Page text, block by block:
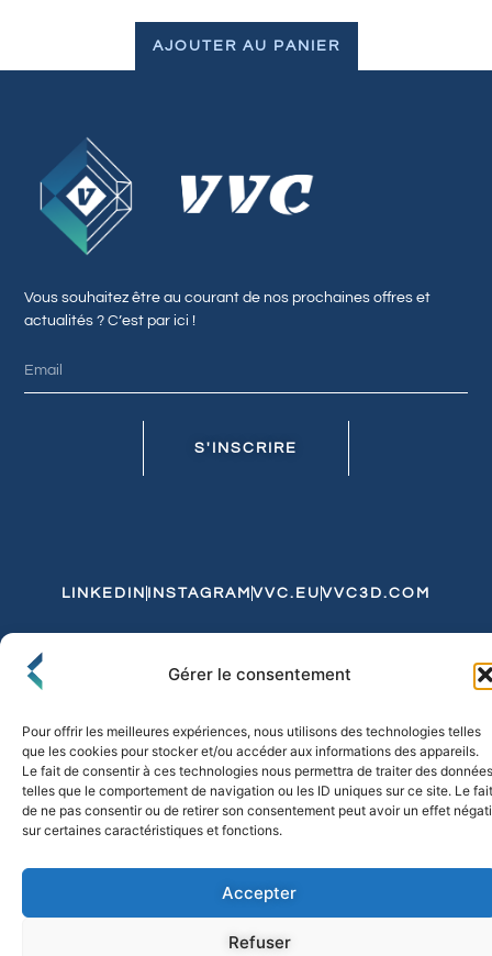
Gérer le consentement
Pour offrir les meilleures expériences, nous utilisons des technologies telles
que les cookies pour stocker et/ou accéder aux informations des appareils.
Le fait de consentir à ces technologies nous permettra de traiter des données
telles que le comportement de navigation ou les ID uniques sur ce site. Le fait
de ne pas consentir ou de retirer son consentement peut avoir un effet
sur certaines caractéristiques et fonctions.
Accepter
Refuser
AJOUTER AU PANIER
Vous souhaitez être au courant de nos prochaines offres et
actualités ? C’est par ici !
S'INSCRIRE
LINKEDIN INSTAGRAM VVC.EU VVC3D.COM
Politique de Confidentialité et de CookiesExpédition et Livraison
© 2026 FLO & CO. All Rights Reserved